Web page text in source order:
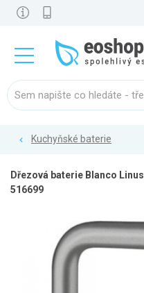
Kuchyňské baterie
Dřezová baterie Blanco
516699